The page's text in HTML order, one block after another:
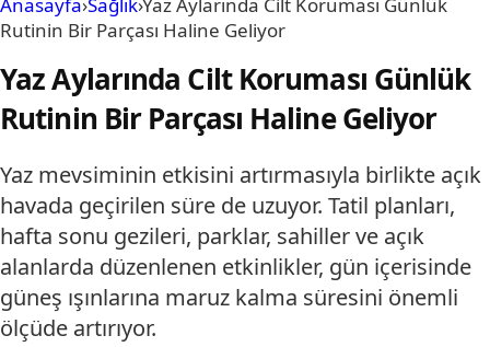
Rutinin Bir Parçası Haline Geliyor
Yaz Aylarında Cilt Koruması Günlük
Rutinin Bir Parçası Haline Geliyor
Yaz mevsiminin etkisini artırmasıyla birlikte açık
havada geçirilen süre de uzuyor. Tatil planları,
hafta sonu gezileri, parklar, sahiller ve açık
alanlarda düzenlenen etkinlikler, gün içerisinde
güneş ışınlarına maruz kalma süresini önemli
ölçüde artırıyor.